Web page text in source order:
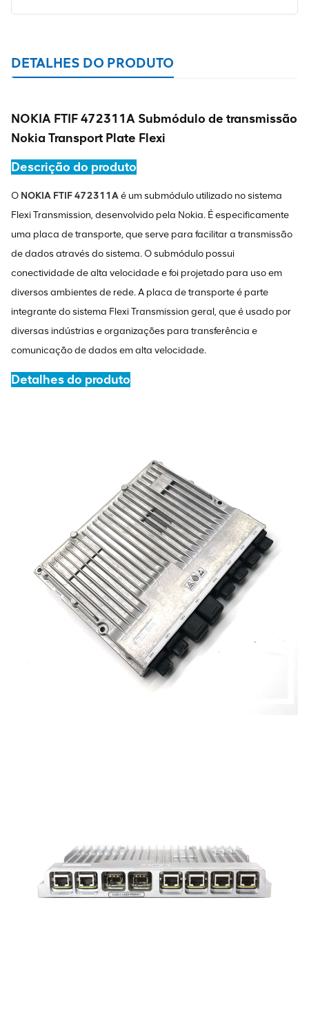
DETALHES DO PRODUTO
NOKIA FTIF 472311A Submódulo de transmissão
Nokia Transport Plate Flexi
Descrição do produto
O NOKIA FTIF 472311Aé um submódulo utilizado no sistema
Flexi Transmission, desenvolvido pela Nokia. É especificamente
uma placa de transporte, que serve para facilitar a transmissão
de dados através do sistema. O submódulo possui
conectividade de alta velocidade e foi projetado para uso em
diversos ambientes de rede. A placa de transporte é parte
integrante do sistema Flexi Transmission geral, que é usado por
diversas indústrias e organizações para transferência e
comunicação de dados em alta velocidade.
Detalhes do produto